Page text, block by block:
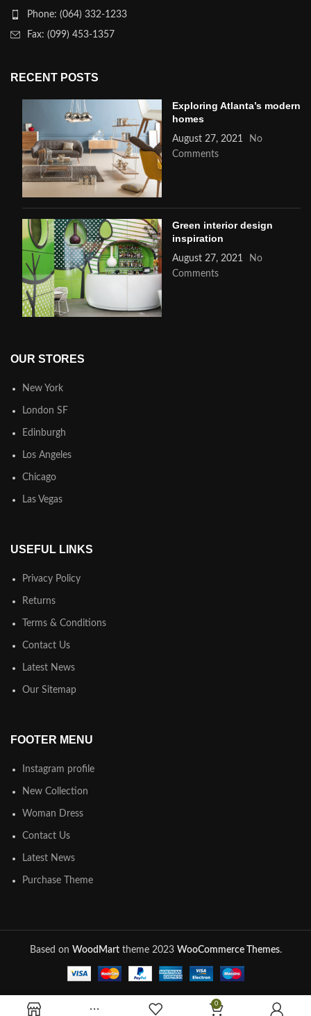
Phone: (064) 332-1233
Fax: (099) 453-1357
RECENT POSTS
Exploring Atlanta’s modern
homes
August 27, 2021
No
Comments
Green interior design
inspiration
August 27, 2021
No
Comments
OUR STORES
New York
London SF
Edinburgh
Los Angeles
Chicago
Las Vegas
USEFUL LINKS
Privacy Policy
Returns
Terms & Conditions
Contact Us
Latest News
Our Sitemap
FOOTER MENU
Instagram profile
New Collection
Woman Dress
Contact Us
Latest News
Purchase Theme
Based on WoodMarttheme2023 WooCommerce Themes.
0